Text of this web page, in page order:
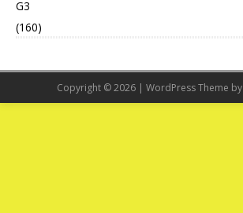
G3
(160)
Copyright © 2026 | WordPress Theme by